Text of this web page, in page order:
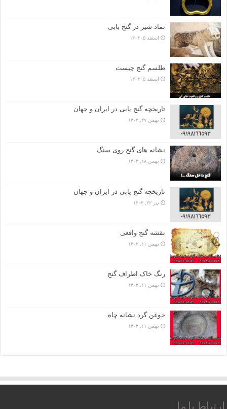
نماد شیر در گنج یابی
اسفند ۵, ۱۴۰۴
طلسم گنج چیست
اسفند ۵, ۱۴۰۴
تاریخچه گنج‌ یابی در ایران و جهان
بهمن ۲۷, ۱۴۰۴
نشانه های گنج روی سنگ
بهمن ۱۸, ۱۴۰۴
تاریخچه گنج‌ یابی در ایران و جهان
تیر ۲۲, ۱۴۰۴
نقشه گنج واقعی
بهمن ۱۱, ۱۴۰۲
رنگ خاک اطراف گنج
بهمن ۱۱, ۱۴۰۲
جوغن گرد نشانه چاه
بهمن ۱۱, ۱۴۰۲